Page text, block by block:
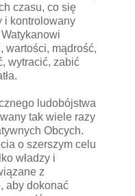
czasu, co się
i kontrolowany
wartości, mądrość,
wytracić, zabić
ludobójstwa
tak wiele razy
Obcych.
o szerszym celu
władzy i
z
aby dokonać